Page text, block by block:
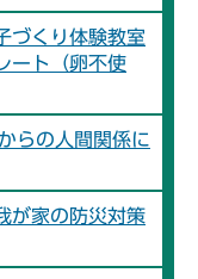
づくり体験教室
ート（卵不使
らの人間関係に
が家の防災対策